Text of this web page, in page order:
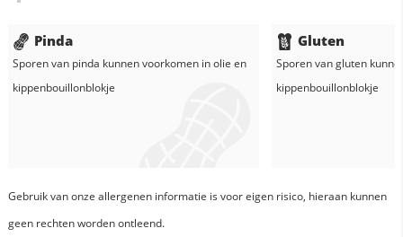
Pinda
Sporen van pinda kunnen voorkomen inolie en
kippenbouillonblokje
Gluten
Sporen van gluten
kippenbouillonblokje
Gebruik van onze allergenen informatie is voor eigen risico, hieraan kunnen
geen rechten worden ontleend.